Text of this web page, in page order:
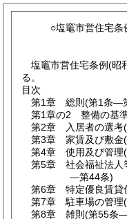
○塩竈市営住宅条
塩竈市営住宅条例(昭
る。
目次
第1章
総則 (第1条―
第1章の2
整備の基
第2章
入居者の選考
第3章
家賃及び敷金
第4章
使用及び管理
第5章
社会福祉法人
―第44条)
第6章
特定優良賃貸
第7章
駐車場の管理
第8章
雑則 (第55条